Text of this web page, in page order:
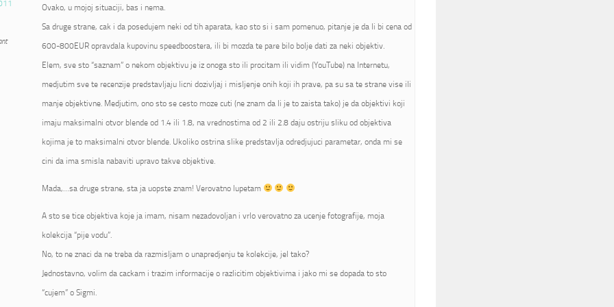
Ovako, u mojoj situaciji, bas i nema.
Sa druge strane, cak i da posedujem neki od tih aparata, kao sto si i sam pomenuo, pitanje je da li bi cena od
600-800EUR opravdala kupovinu speedboostera, ili bi mozda te pare bilo bolje dati za neki objektiv.
Elem, sve sto “saznam” o nekom objektivu je iz onoga sto ili procitam ili vidim (YouTube) na Internetu,
medjutim sve te recenzije predstavljaju licni dozivljaj i misljenje onih koji ih prave, pa su sa te strane vise ili
manje objektivne. Medjutim, ono sto se cesto moze cuti (ne znam da li je to zaista tako) je da objektivi koji
imaju maksimalni otvor blende od 1.4 ili 1.8, na vrednostima od 2 ili 2.8 daju ostriju sliku od objektiva
kojima je to maksimalni otvor blende. Ukoliko ostrina slike predstavlja odredjujuci parametar, onda mi se
cini da ima smisla nabaviti upravo takve objektive.
Mada,…sa druge strane, sta ja uopste znam! Verovatno lupetam
A sto se tice objektiva koje ja imam, nisam nezadovoljan i vrlo verovatno za ucenje fotografije, moja
kolekcija “pije vodu”.
No, to ne znaci da ne treba da razmisljam o unapredjenju te kolekcije, jel tako?
Jednostavno, volim da cackam i trazim informacije o razlicitim objektivima i jako mi se dopada to sto
“cujem” o Sigmi.